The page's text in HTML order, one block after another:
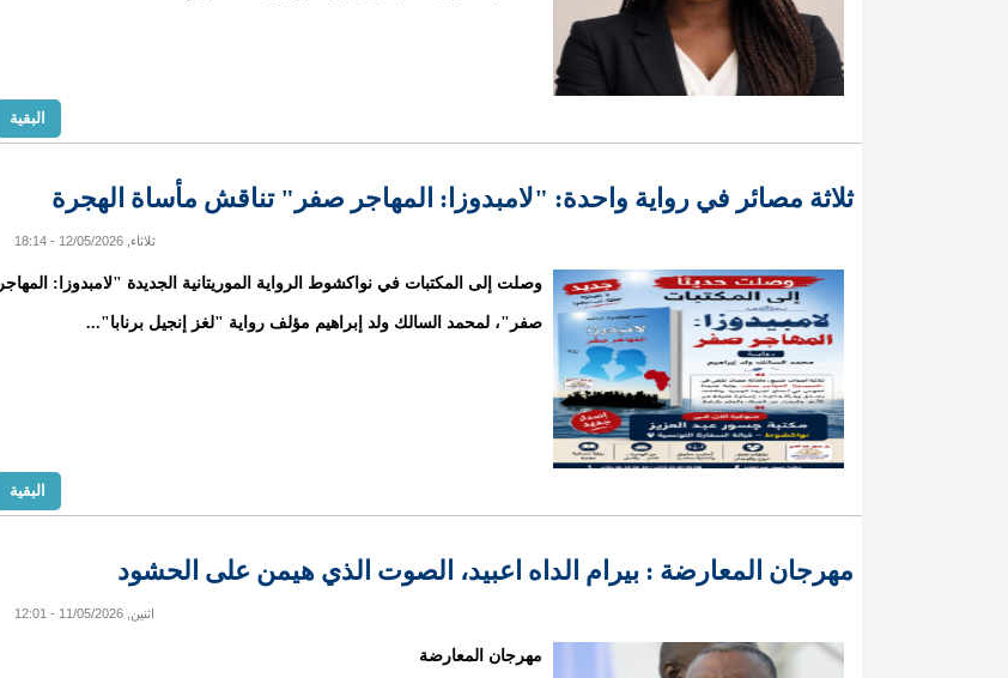
البقية
ثلاثة مصائر في رواية واحدة: "لامبدوزا: المهاجر صفر" تناقش مأساة الهجرة
ثلاثاء, 12/05/2026 - 18:14
وصلت إلى المكتبات في نواكشوط الرواية الموريتانية الجديدة "لامبدوزا: المهاجر
صفر"، لمحمد السالك ولد إبراهيم مؤلف رواية "لغز إنجيل برنابا"...
البقية
مهرجان المعارضة : بيرام الداه اعبيد، الصوت الذي هيمن على الحشود
اثنين, 11/05/2026 - 12:01
مهرجان المعارضة